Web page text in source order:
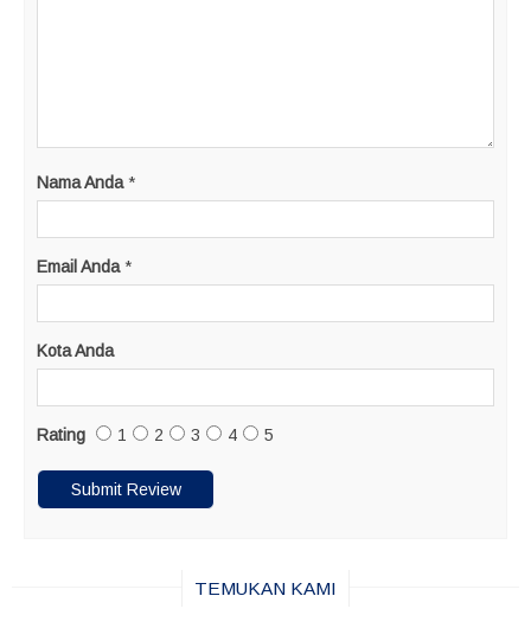
Nama Anda *
Email Anda *
Kota Anda
Rating 1 2 3 4 5
TEMUKAN KAMI